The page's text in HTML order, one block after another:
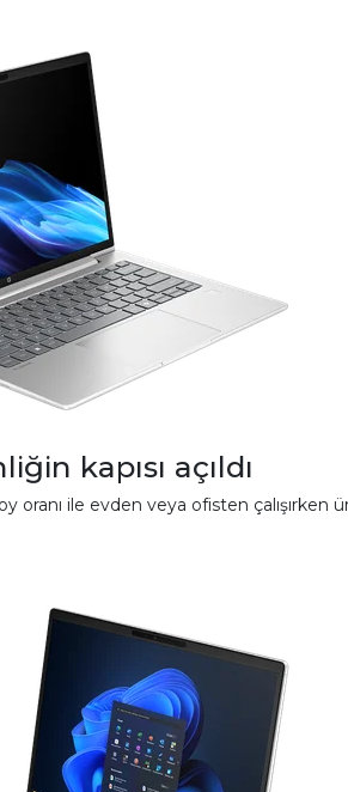
kapısı açıldı
oranı ile evden veya ofisten çalışırken